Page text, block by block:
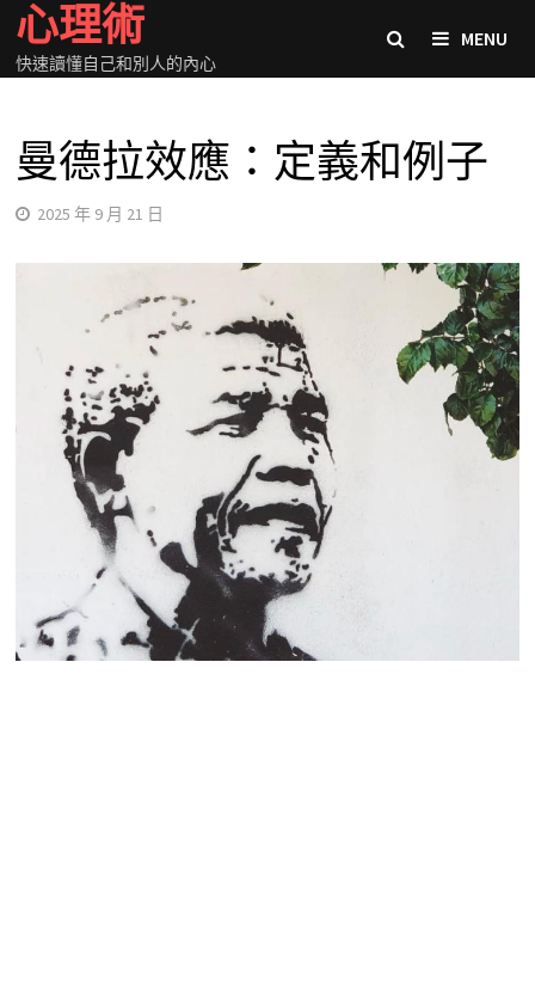
Skip
content
心理術
快速讀懂自己和別人的內心
MENU
曼德拉效應：定義和例子
2025 年 9 月 21 日